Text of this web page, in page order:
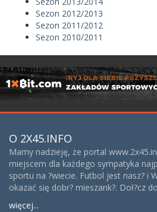
Sezon 2012/2013
Sezon 2011/2012
Sezon 2010/2011
O 2X45.INFO
Mamy nadzieję, że portal
miejscem dla każdego sympatyka
sportu na ?wiecie. Futbol jest nasz? i
okazać się dobr? mieszank?. Doł?cz
więcej...